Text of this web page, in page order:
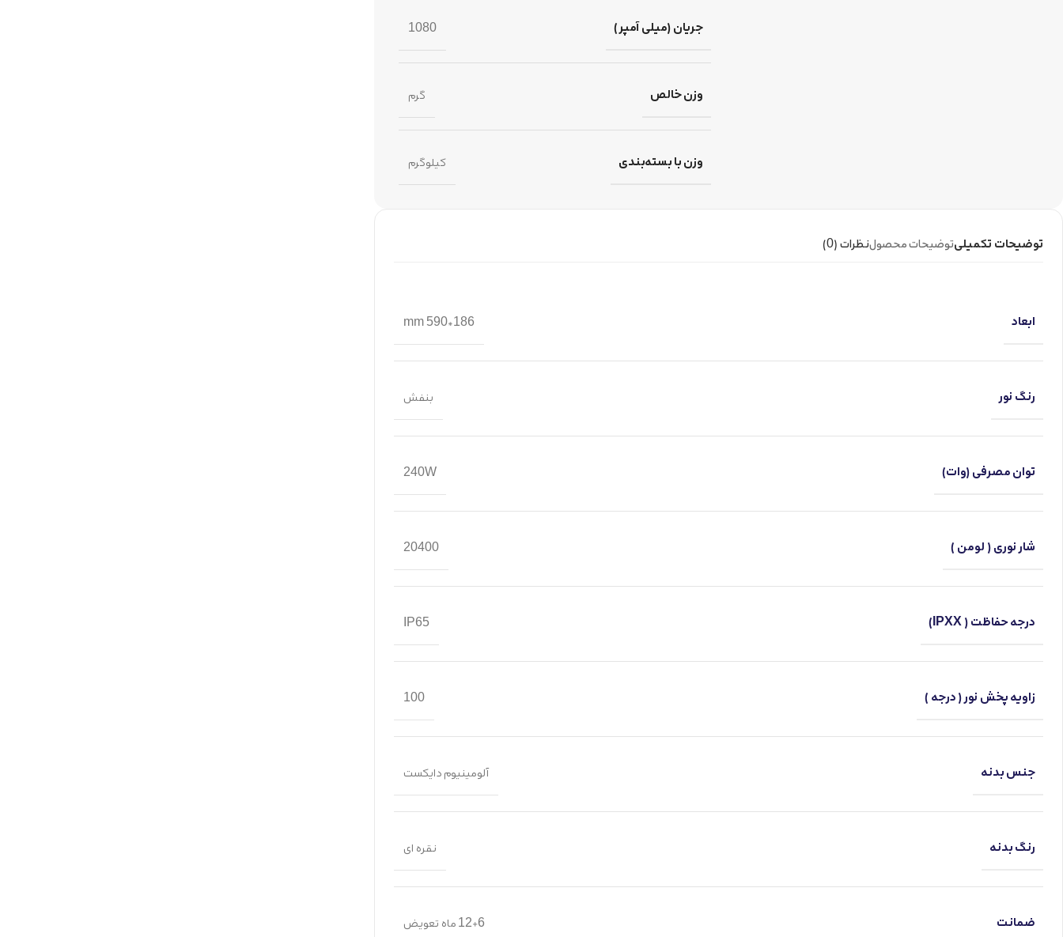
جریان (میلی آمپر) 1080
وزن خالص گرم
وزن با بسته‌بندی کیلوگرم
توضیحات تکمیلیتوضیحات محصولنظرات (0)
ابعاد 186*590 mm
رنگ نور بنفش
توان مصرفی (وات) 240W
شار نوری ( لومن ) 20400
درجه حفاظت ( IPXX) IP65
زاویه پخش نور ( درجه ) 100
جنس بدنه آلومینیوم دایکست
رنگ بدنه نقره ای
ضمانت 12+6 ماه تعویض